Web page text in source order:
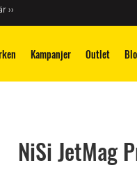
››
Kampanjer Outlet
NiSi JetMag